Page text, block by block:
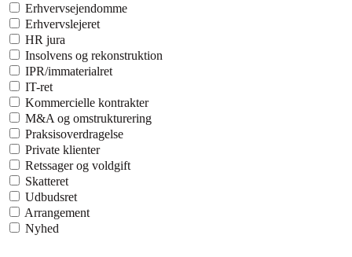
Erhvervsejendomme
Erhvervslejeret
HR jura
Insolvens og rekonstruktion
IPR/immaterialret
IT-ret
Kommercielle kontrakter
M&A og omstrukturering
Praksisoverdragelse
Private klienter
Retssager og voldgift
Skatteret
Udbudsret
Arrangement
Nyhed